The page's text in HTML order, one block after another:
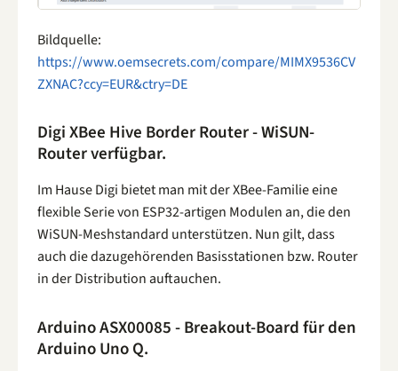
Bildquelle:
https://www.oemsecrets.com/compare/MIMX9536CV
ZXNAC?ccy=EUR&ctry=DE
Digi XBee Hive Border Router - WiSUN-
Router verfügbar.
Im Hause Digi bietet man mit der XBee-Familie eine
flexible Serie von ESP32-artigen Modulen an, die den
WiSUN-Meshstandard unterstützen. Nun gilt, dass
auch die dazugehörenden Basisstationen bzw. Router
in der Distribution auftauchen.
Arduino ASX00085 - Breakout-Board für den
Arduino Uno Q.